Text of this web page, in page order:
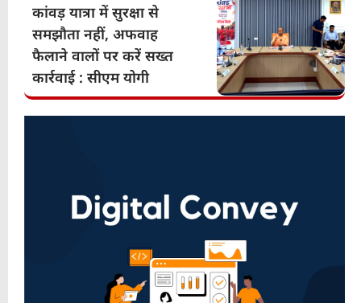
कांवड़ यात्रा में सुरक्षा से
समझौता नहीं, अफवाह
फैलाने वालों पर करें सख्त
कार्रवाई : सीएम योगी